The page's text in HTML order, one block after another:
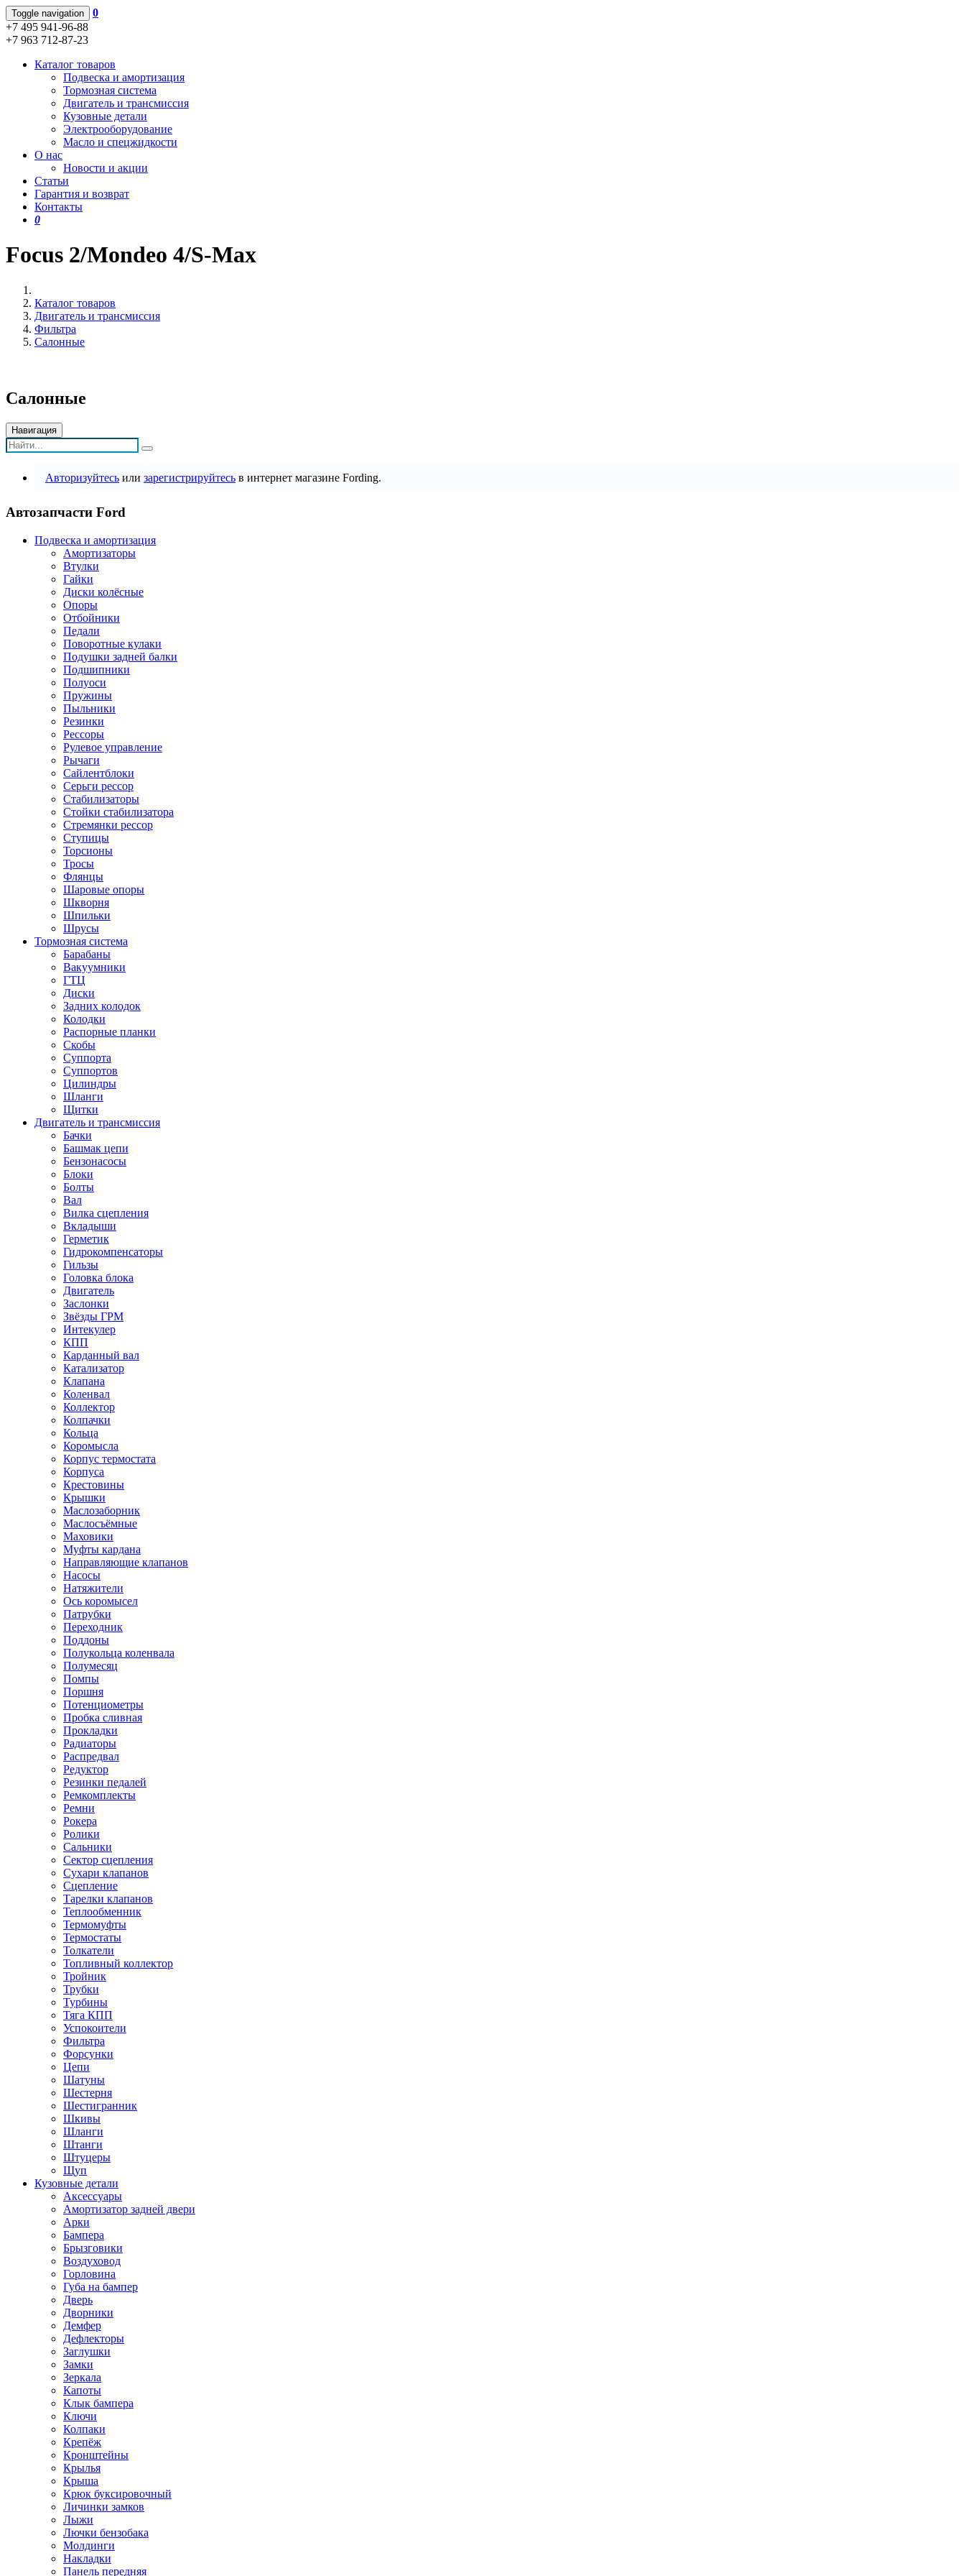
Toggle navigation
0
+7 495 941-96-88
+7 963 712-87-23
Каталог товаров
Подвеска и амортизация
Тормозная система
Двигатель и трансмиссия
Кузовные детали
Электрооборудование
Масло и спецжидкости
О нас
Новости и акции
Статьи
Гарантия и возврат
Контакты
0
Focus 2/Mondeo 4/S-Max
Каталог товаров
Двигатель и трансмиссия
Фильтра
Салонные
Салонные
Навигация
Авторизуйтесь или зарегистрируйтесь в интернет магазине Fording.
Автозапчасти Ford
Подвеска и амортизация
Амортизаторы
Втулки
Гайки
Диски колёсные
Опоры
Отбойники
Педали
Поворотные кулаки
Подушки задней балки
Подшипники
Полуоси
Пружины
Пыльники
Резинки
Рессоры
Рулевое управление
Рычаги
Сайлентблоки
Серьги рессор
Стабилизаторы
Стойки стабилизатора
Стремянки рессор
Ступицы
Торсионы
Тросы
Флянцы
Шаровые опоры
Шкворня
Шпильки
Шрусы
Тормозная система
Барабаны
Вакуумники
ГТЦ
Диски
Задних колодок
Колодки
Распорные планки
Скобы
Суппорта
Суппортов
Цилиндры
Шланги
Щитки
Двигатель и трансмиссия
Бачки
Башмак цепи
Бензонасосы
Блоки
Болты
Вал
Вилка сцепления
Вкладыши
Герметик
Гидрокомпенсаторы
Гильзы
Головка блока
Двигатель
Заслонки
Звёзды ГРМ
Интекулер
КПП
Карданный вал
Катализатор
Клапана
Коленвал
Коллектор
Колпачки
Кольца
Коромысла
Корпус термостата
Корпуса
Крестовины
Крышки
Маслозаборник
Маслосъёмные
Маховики
Муфты кардана
Направляющие клапанов
Насосы
Натяжители
Ось коромысел
Патрубки
Переходник
Поддоны
Полукольца коленвала
Полумесяц
Помпы
Поршня
Потенциометры
Пробка сливная
Прокладки
Радиаторы
Распредвал
Редуктор
Резинки педалей
Ремкомплекты
Ремни
Рокера
Ролики
Сальники
Сектор сцепления
Сухари клапанов
Сцепление
Тарелки клапанов
Теплообменник
Термомуфты
Термостаты
Толкатели
Топливный коллектор
Тройник
Трубки
Турбины
Тяга КПП
Успокоители
Фильтра
Форсунки
Цепи
Шатуны
Шестерня
Шестигранник
Шкивы
Шланги
Штанги
Штуцеры
Щуп
Кузовные детали
Аксессуары
Амортизатор задней двери
Арки
Бампера
Брызговики
Воздуховод
Горловина
Губа на бампер
Дверь
Дворники
Демфер
Дефлекторы
Заглушки
Замки
Зеркала
Капоты
Клык бампера
Ключи
Колпаки
Крепёж
Кронштейны
Крылья
Крыша
Крюк буксировочный
Личинки замков
Лыжи
Лючки бензобака
Молдинги
Накладки
Панель передняя